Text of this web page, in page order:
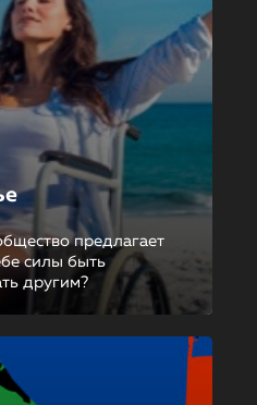
предлагает
силы быть
другим?